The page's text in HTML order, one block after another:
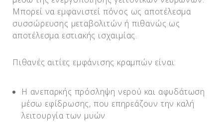
Μπορεί να εμφανιστεί πόνος ως αποτέλεσμα
συσσώρευσης μεταβολιτών ή πιθανώς ως
αποτέλεσμα εστιακής ισχαιμίας.
Πιθανές αιτίες εμφάνισης κραμπών είναι:
Η ανεπαρκής πρόσληψη νερού και αφυδάτωση
μέσω εφίδρωσης, που επηρεάζουν την καλή
λειτουργία των μυών